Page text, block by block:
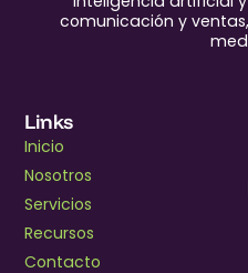
comunicación y
Links
Inicio
Nosotros
Servicios
Recursos
Contacto